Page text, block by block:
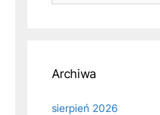
Archiwa
sierpień 2026